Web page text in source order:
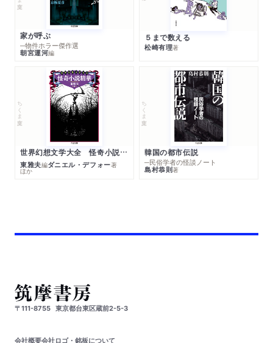
家が呼ぶ
─物件ホラー傑作選
朝宮運河編
５まで数える
松崎有理著
ちくま文庫
世界幻想文学大全 怪奇小説精華
東雅夫編ダニエル・デフォー著
ほか
ちくま文庫
韓国の都市伝説
─民俗学者の怪談ノート
島村恭則著
〒111-8755 東京都台東区蔵前2-5-3
会社概要会社ロゴ・銘板について